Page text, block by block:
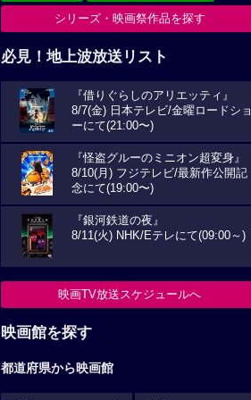
シリーズ・映画祭作品を探す
必見！地上波放送リスト
『借りぐらしのアリエッティ』
8/7(金) 日本テレビ/金曜ロードショ
ーにて(21:00〜)
『怪盗グルーのミニオン超変身』
8/10(月) フジテレビ/最新作公開記
念にて(19:00〜)
『銀河鉄道の夜』
8/11(火) NHK/Eテレにて(09:00～)
映画TV放送スケジュールへ
映画館を探す
都道府県から映画館